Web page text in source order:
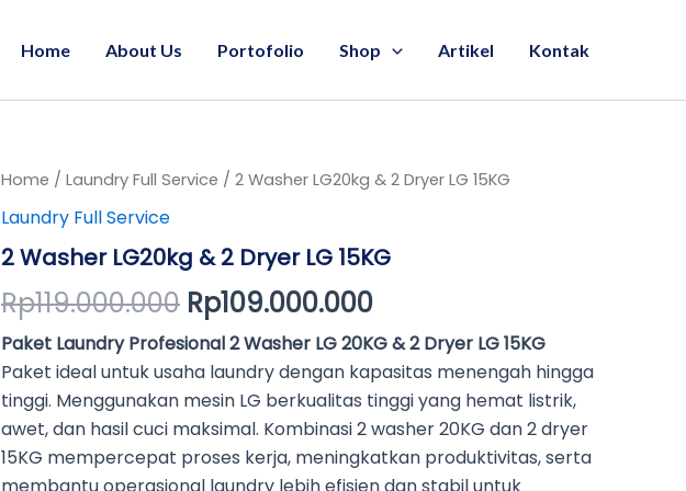
Home About Us Portofolio Shop Artikel Kontak
Home / Laundry Full Service / 2 Washer LG20kg & 2 Dryer LG 15KG
Laundry Full Service
2 Washer LG20kg & 2 Dryer LG 15KG
Rp119.000.000
Original
was:
Rp119.000.000.
Rp109.000.000
Current
is:
Rp109.000.000.
Paket Laundry Profesional 2 Washer LG 20KG & 2 Dryer LG 15KG
Paket ideal untuk usaha laundry dengan kapasitas menengah hingga
tinggi. Menggunakan mesin LG berkualitas tinggi yang hemat listrik,
awet, dan hasil cuci maksimal. Kombinasi 2 washer 20KG dan 2 dryer
15KG mempercepat proses kerja, meningkatkan produktivitas, serta
membantu operasional laundry lebih efisien dan stabil untuk
2
LG20kg
&
2
Dryer
LG
15KG
quantity